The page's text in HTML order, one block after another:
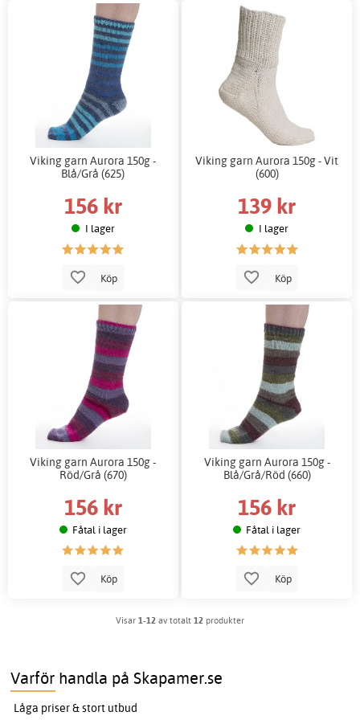
Viking garn Aurora 150g -
Blå/Grå (625)
156 kr
I lager
Köp
Viking garn Aurora 150g - Vit
(600)
139 kr
I lager
Köp
Viking garn Aurora 150g -
Röd/Grå (670)
156 kr
Fåtal i lager
Köp
Viking garn Aurora 150g -
Blå/Grå/Röd (660)
156 kr
Fåtal i lager
Köp
Visar 1-12 av totalt 12 produkter
Varför handla på Skapamer.se
Låga priser & stort utbud